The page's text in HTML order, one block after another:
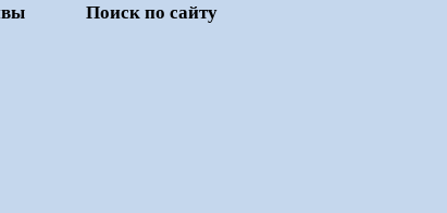
Поиск по сайту